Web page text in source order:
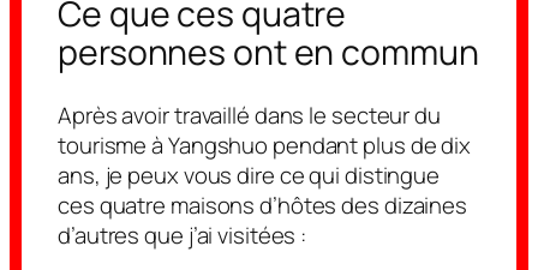
Ce que ces quatre
personnes ont en commun
Après avoir travaillé dans le secteur du
tourisme à Yangshuo pendant plus de dix
ans, je peux vous dire ce qui distingue
ces quatre maisons d’hôtes des dizaines
d’autres que j’ai visitées :